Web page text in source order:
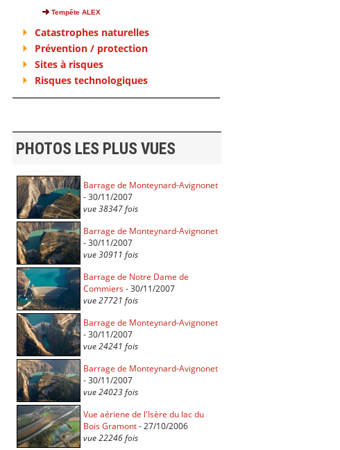
Tempête ALEX
Catastrophes naturelles
Prévention / protection
Sites à risques
Risques technologiques
PHOTOS LES PLUS VUES
Barrage de Monteynard-Avignonet
- 30/11/2007
vue 38347 fois
Barrage de Monteynard-Avignonet
- 30/11/2007
vue 30911 fois
Barrage de Notre Dame de
Commiers- 30/11/2007
vue 27721 fois
Barrage de Monteynard-Avignonet
- 30/11/2007
vue 24241 fois
Barrage de Monteynard-Avignonet
- 30/11/2007
vue 24023 fois
Vue aériene de l'Isère du lac du
Bois Gramont- 27/10/2006
vue 22246 fois